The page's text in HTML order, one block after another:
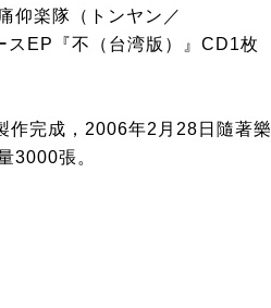
仰楽隊（トンヤン／
EP『不（台湾版）』CD1枚
作完成，2006年2月28日隨著樂
3000張。